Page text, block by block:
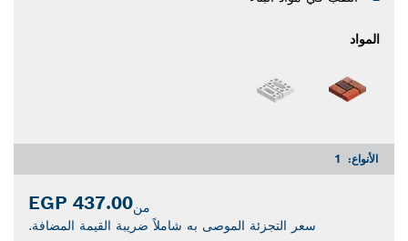
المواد
الأنواع: 1
من437.00 EGP
سعر التجزئة الموصى به شاملاً ضريبة القيمة المضافة.